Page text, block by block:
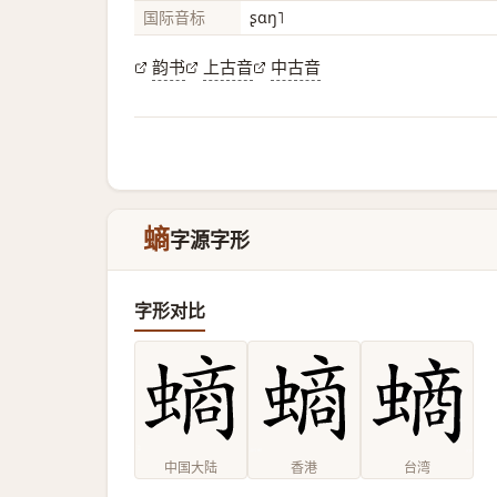
国际音标 ʂɑŋ˥
韵书 上古音 中古音
螪字源字形
字形对比
中国大陆 香港 台湾